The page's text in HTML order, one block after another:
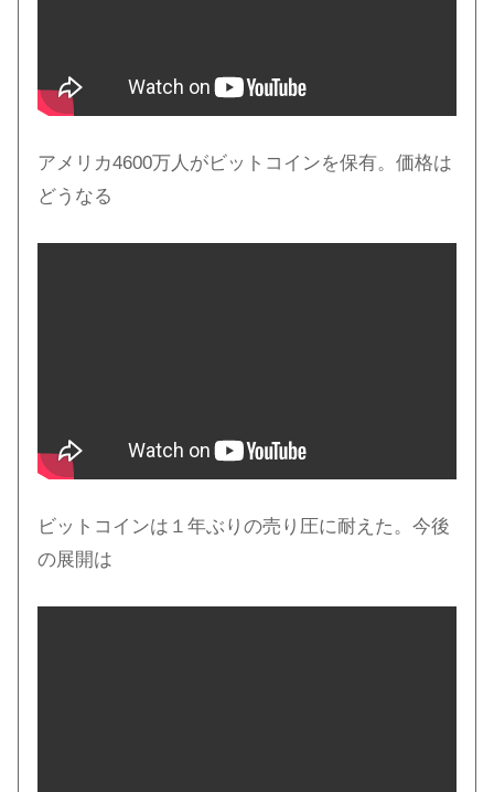
アメリカ4600万人がビットコインを保有。価格は
どうなる
ビットコインは１年ぶりの売り圧に耐えた。今後
の展開は